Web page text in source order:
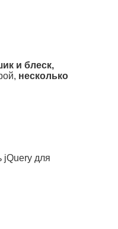
и блеск,
несколько
jQuery для